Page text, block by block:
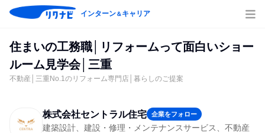
インターン＆キャリア
住まいの工務職│リフォームって面白いショー
ルーム見学会│三重
不動産│三重No.1のリフォーム専門店│暮らしのご提案
株式会社セントラル住宅 企業をフォロー
建築設計、建設・修理・メンテナンスサービス、不動産